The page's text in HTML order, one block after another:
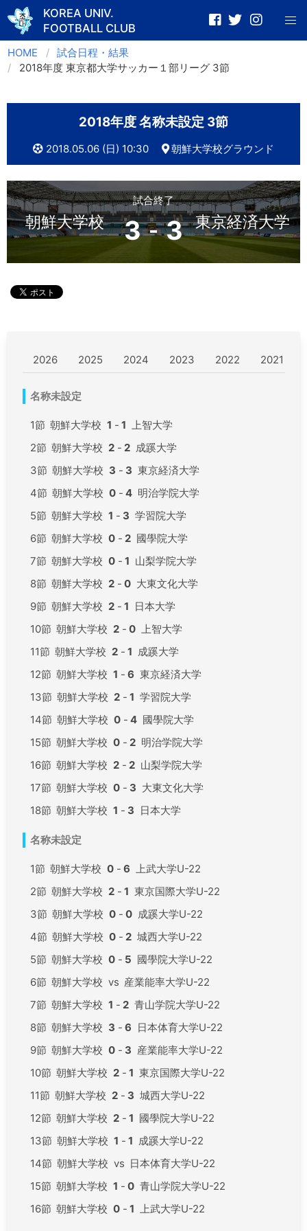
Skip
to
content
KOREA UNIV.
FOOTBALL CLUB
HOME
試合日程・結果
2018年度 東京都大学サッカー１部リーグ 3節
2018年度 名称未設定 3節
2018.05.06 (日) 10:30 朝鮮大学校グラウンド
朝鮮大学校
試合終了
3 - 3 東京経済大学
2026 2025 2024 2023 2022 2021
名称未設定
1節 朝鮮大学校 1 - 1 上智大学
2節 朝鮮大学校 2 - 2 成蹊大学
3節 朝鮮大学校 3 - 3 東京経済大学
4節 朝鮮大学校 0 - 4 明治学院大学
5節 朝鮮大学校 1 - 3 学習院大学
6節 朝鮮大学校 0 - 2 國學院大学
7節 朝鮮大学校 0 - 1 山梨学院大学
8節 朝鮮大学校 2 - 0 大東文化大学
9節 朝鮮大学校 2 - 1 日本大学
10節 朝鮮大学校 2 - 0 上智大学
11節 朝鮮大学校 2 - 1 成蹊大学
12節 朝鮮大学校 1 - 6 東京経済大学
13節 朝鮮大学校 2 - 1 学習院大学
14節 朝鮮大学校 0 - 4 國學院大学
15節 朝鮮大学校 0 - 2 明治学院大学
16節 朝鮮大学校 2 - 2 山梨学院大学
17節 朝鮮大学校 0 - 3 大東文化大学
18節 朝鮮大学校 1 - 3 日本大学
名称未設定
1節 朝鮮大学校 0 - 6 上武大学U-22
2節 朝鮮大学校 2 - 1 東京国際大学U-22
3節 朝鮮大学校 0 - 0 成蹊大学U-22
4節 朝鮮大学校 0 - 2 城西大学U-22
5節 朝鮮大学校 0 - 5 國學院大学U-22
6節 朝鮮大学校 vs 産業能率大学U-22
7節 朝鮮大学校 1 - 2 青山学院大学U-22
8節 朝鮮大学校 3 - 6 日本体育大学U-22
9節 朝鮮大学校 0 - 3 産業能率大学U-22
10節 朝鮮大学校 2 - 1 東京国際大学U-22
11節 朝鮮大学校 2 - 3 城西大学U-22
12節 朝鮮大学校 2 - 1 國學院大学U-22
13節 朝鮮大学校 1 - 1 成蹊大学U-22
14節 朝鮮大学校 vs 日本体育大学U-22
15節 朝鮮大学校 1 - 0 青山学院大学U-22
16節 朝鮮大学校 0 - 1 上武大学U-22